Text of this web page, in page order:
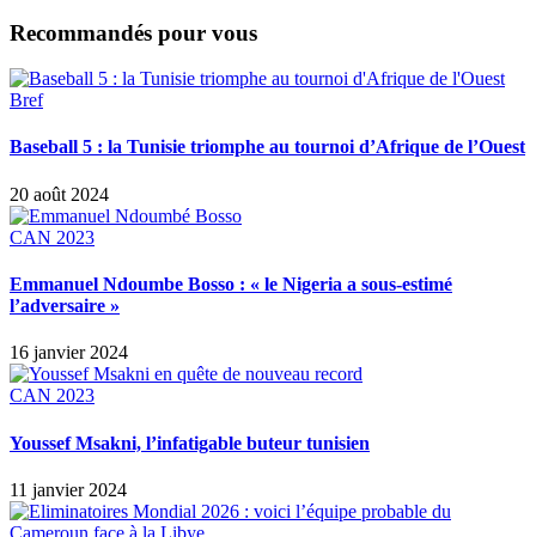
Recommandés pour vous
Bref
Baseball 5 : la Tunisie triomphe au tournoi d’Afrique de l’Ouest
20 août 2024
CAN 2023
Emmanuel Ndoumbe Bosso : « le Nigeria a sous-estimé
l’adversaire »
16 janvier 2024
CAN 2023
Youssef Msakni, l’infatigable buteur tunisien
11 janvier 2024